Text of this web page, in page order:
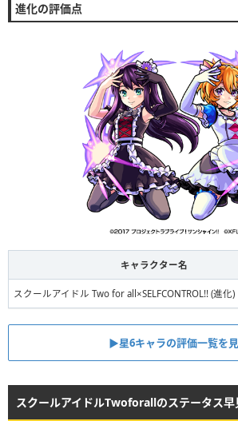
進化の評価点
キャラクター名
スクールアイドル Two for all×SELFCONTROL!! (進化)
▶星6キャラの評価一覧を
スクールアイドルTwoforallのステータス早